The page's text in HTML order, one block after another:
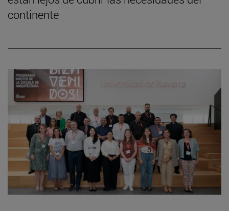
continente